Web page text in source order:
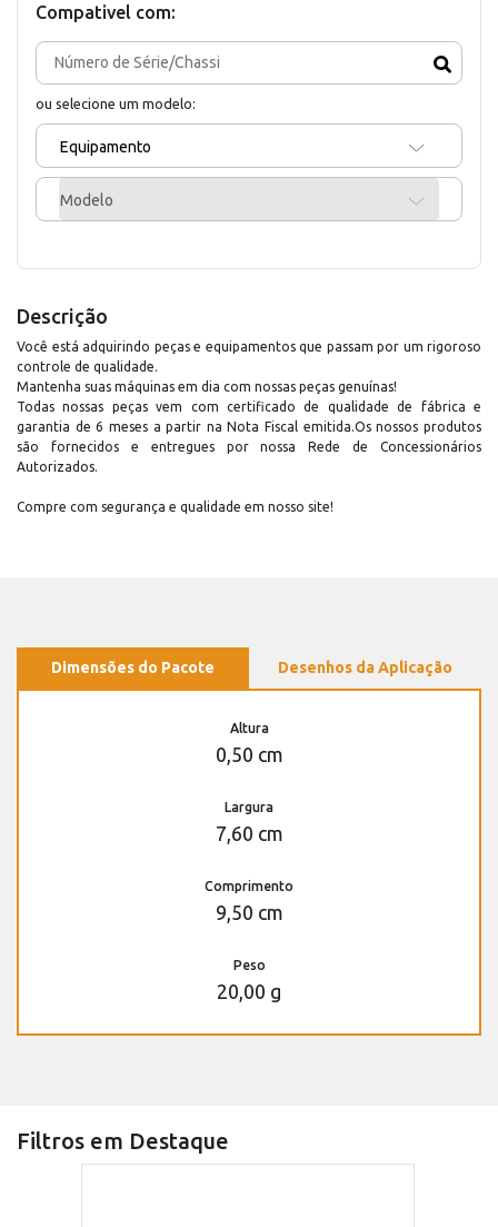
Compativel com:
ou selecione um modelo:
Equipamento
Modelo
Descrição
Você está adquirindo peças e equipamentos que passam por um rigoroso
controle de qualidade.
Mantenha suas máquinas em dia com nossas peças genuínas!
Todas nossas peças vem com certificado de qualidade de fábrica e
garantia de 6 meses a partir na Nota Fiscal emitida.Os nossos produtos
são fornecidos e entregues por nossa Rede de Concessionários
Autorizados.
Compre com segurança e qualidade em nosso site!
Dimensões do Pacote Desenhos da Aplicação
Altura
0,50 cm
Largura
7,60 cm
Comprimento
9,50 cm
Peso
20,00 g
Filtros em Destaque